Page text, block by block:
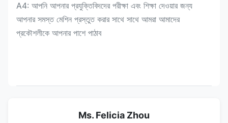
A4: আপনি আপনার প্রযুক্তিবিদদের পরীক্ষা এবং শিক্ষা দেওয়ার জন্য
আপনার সমস্ত মেশিন প্রস্তুত করার সাথে সাথে আমরা আমাদের
প্রকৌশলীকে আপনার পাশে পাঠাব
Ms. Felicia Zhou